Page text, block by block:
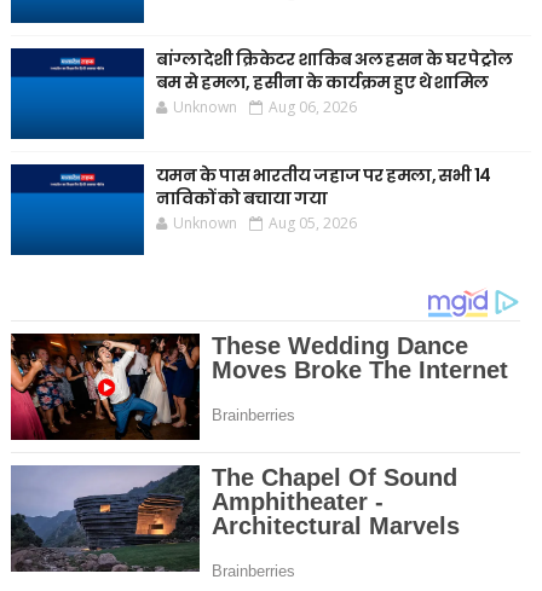
बांग्लादेशी क्रिकेटर शाकिब अल हसन के घर पेट्रोल
बम से हमला, हसीना के कार्यक्रम हुए थे शामिल
Unknown Aug 06, 2026
यमन के पास भारतीय जहाज पर हमला, सभी 14
नाविकों को बचाया गया
Unknown Aug 05, 2026